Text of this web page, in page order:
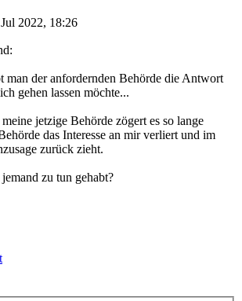
2022, 18:26
man der anfordernden Behörde die Antwort
gehen lassen möchte...
jetzige Behörde zögert es so lange
das Interesse an mir verliert und im
zurück zieht.
zu tun gehabt?